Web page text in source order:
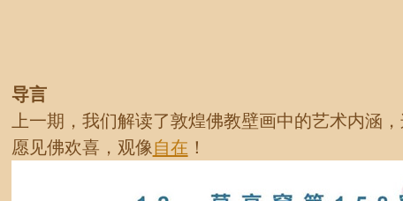
导言
上一期，我们解读了敦煌佛教壁画中的艺术内涵
愿见佛欢喜，观像自在 ！